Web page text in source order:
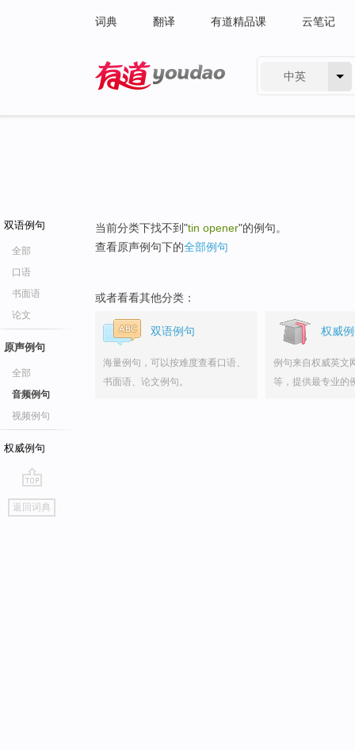
词典 翻译 有道精品课 云笔记
中英
双语例句
全部
口语
书面语
论文
原声例句
全部
音频例句
视频例句
权威例句
go
top
返回词典
当前分类下找不到"tin opener"的例句。
查看原声例句下的全部例句
或者看看其他分类：
双语例句
海量例句，可以按难度查看口语、
书面语、论文例句。
权威
例句来自权威英文
等，提供最专业的